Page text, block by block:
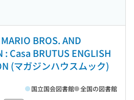
BROS. AND
: Casa BRUTUS ENGLISH
(マガジンハウスムック)
国立国会図書館 全国の図書館